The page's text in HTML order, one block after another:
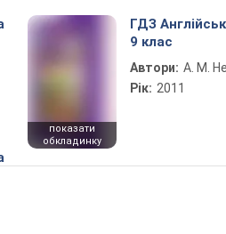
показати
обкладинку
ГДЗ
9 клас
Автори: А. М.
Рік: 2011